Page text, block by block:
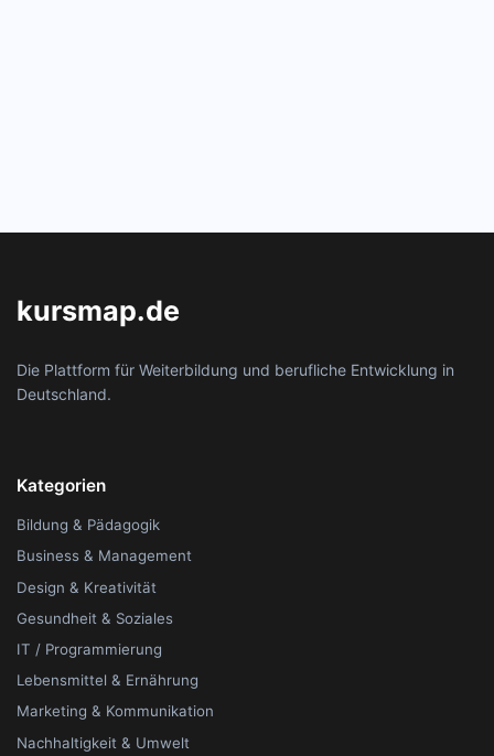
kursmap.de
Die Plattform für Weiterbildung und berufliche Entwicklung in
Deutschland.
Kategorien
Bildung & Pädagogik
Business & Management
Design & Kreativität
Gesundheit & Soziales
IT / Programmierung
Lebensmittel & Ernährung
Marketing & Kommunikation
Nachhaltigkeit & Umwelt